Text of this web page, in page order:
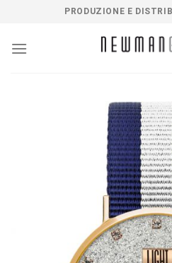
contenuti
PRODUZIONE E